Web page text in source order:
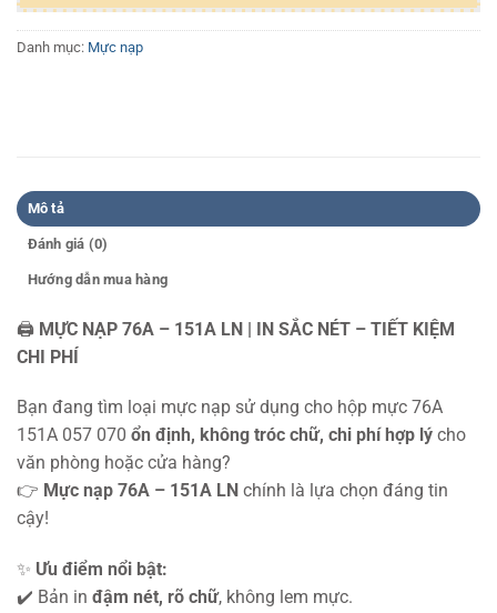
Danh mục: Mực nạp
Mô tả
Đánh giá (0)
Hướng dẫn mua hàng
🖨️ MỰC NẠP 76A – 151A LN | IN SẮC NÉT – TIẾT KIỆM
CHI PHÍ
Bạn đang tìm loại mực nạp sử dụng cho hộp mực 76A
151A 057 070 ổn định, không tróc chữ, chi phí hợp lý cho
văn phòng hoặc cửa hàng?
👉 Mực nạp 76A – 151A LN chính là lựa chọn đáng tin
cậy!
✨ Ưu điểm nổi bật:
✔️ Bản in đậm nét, rõ chữ, không lem mực.